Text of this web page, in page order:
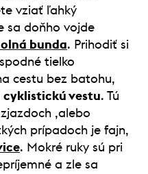
vziať ľahký
sa doňho vojde
bunda. Prihodiť si
tielko
cestu bez batohu,
cyklistickú vestu. Tú
,alebo
prípadoch je fajn,
. Mokré ruky sú pri
a zle sa